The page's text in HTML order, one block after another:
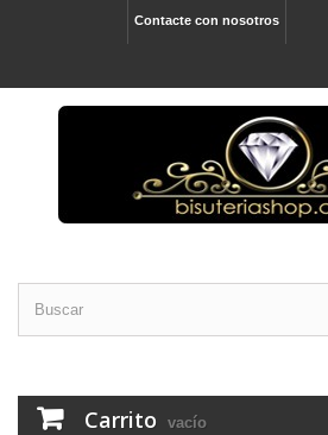
Contacte con nosotros
Carrito vacío